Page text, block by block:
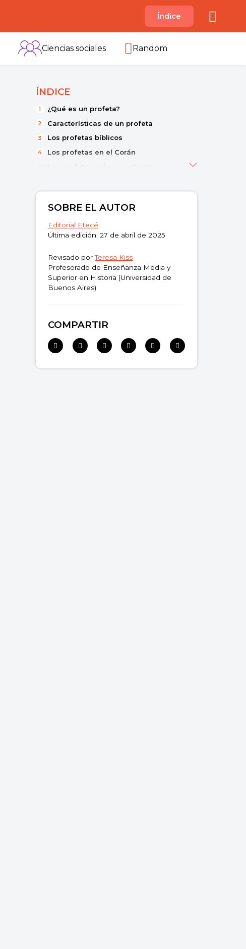
B C
Índice
Ciencias sociales Random
ÍNDICE
¿Qué es un profeta?
Características de un profeta
Los profetas bíblicos
Los profetas en el Corán
Los profetas más importantes
cristianismo y el islam
SOBRE EL AUTOR
Editorial Etecé
Última edición: 27 de abril de 2025
Revisado porTeresa Kiss
Profesorado de Enseñanza Media y
Superior en Historia (Universidad de
Buenos Aires)
COMPARTIR